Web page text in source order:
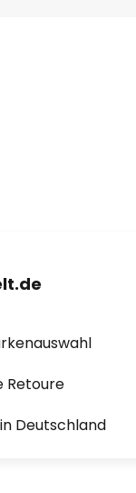
Retoure
Deutschland